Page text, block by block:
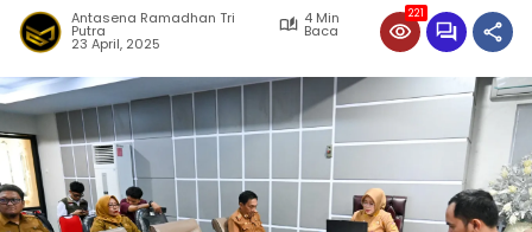
Antasena Ramadhan Tri
Putra
4 Min
Baca
23 April, 2025
221